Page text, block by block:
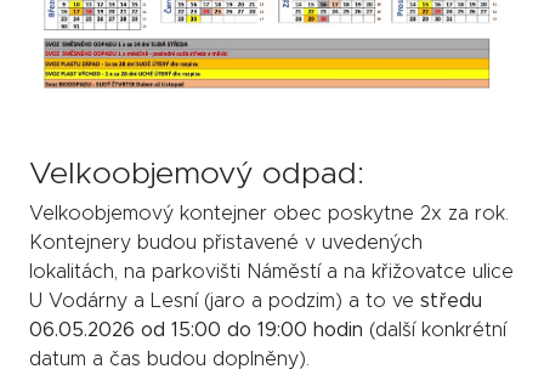
Velkoobjemový odpad:
Velkoobjemový kontejner obec poskytne 2x za rok.
Kontejnery budou přistavené v uvedených
lokalitách, na parkovišti Náměstí a na křižovatce ulice
U Vodárny a Lesní (jaro a podzim) a to ve středu
06.05.2026 od 15:00 do 19:00 hodin (další konkrétní
datum a čas budou doplněny).